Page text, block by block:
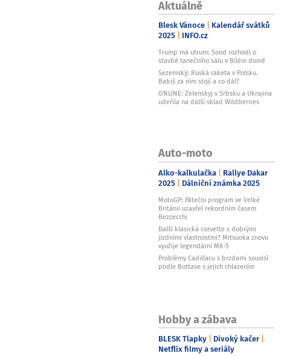
Aktuálně
Blesk Vánoce Kalendář svátků
2025 INFO.cz
Trump má utrum: Soud rozhodl o
stavbě tanečního sálu v Bílém domě
Sezemský: Ruská raketa v Polsku.
Babiš za ním stojí a co dál?
ONLINE: Zelenskyj v Srbsku a Ukrajina
udeřila na další sklad Wildberries
Auto-moto
Alko-kalkulačka Rallye Dakar
2025 Dálniční známka 2025
MotoGP: Páteční program ve Velké
Británii uzavřel rekordním časem
Bezzecchi
Další klasická corvette s dobrými
jízdními vlastnostmi? Mitsuoka znovu
využije legendární MX-5
Problémy Cadillacu s brzdami souvisí
podle Bottase s jejich chlazením
Hobby a zábava
BLESK Tlapky Divoký kačer
Netflix filmy a seriály